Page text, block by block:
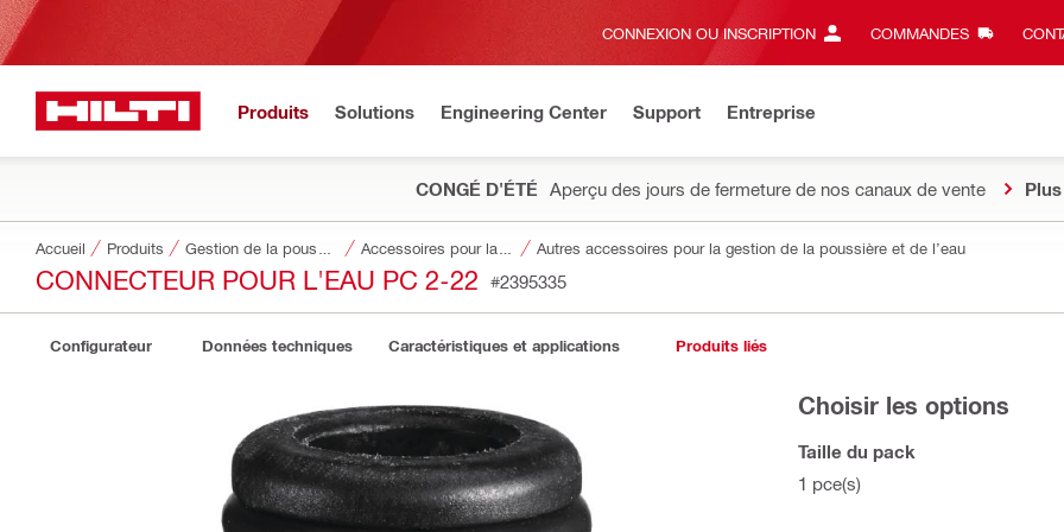
CONNEXION OU INSCRIPTION COMMANDES
Produits Solutions Engineering Center Support Entreprise
CONGÉ D'ÉTÉ Aperçu des jours de fermeture de nos canaux de vente
Accueil Produits Autres accessoires pour la gestion de la poussière et de l’eau
CONNECTEUR POUR L'EAU PC 2-22 #2395335
Configurateur Données techniques Caractéristiques et applications Produits liés
Choisir les options
Taille du pack
1 pce(s)